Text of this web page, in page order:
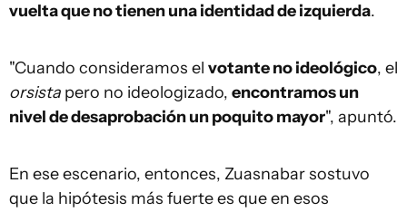
vuelta que no tienen una identidad de izquierda.
"Cuando consideramos el votante no ideológico, el
orsista pero no ideologizado, encontramos un
nivel de desaprobación un poquito mayor", apuntó.
En ese escenario, entonces, Zuasnabar sostuvo
que la hipótesis más fuerte es que en esos